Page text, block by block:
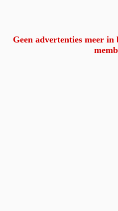
Geen advertenties meer